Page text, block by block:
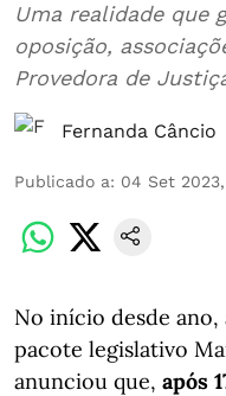
Uma realidade que
oposição,
Provedora de
Fernanda Câncio
Publicado a: 04 Set
No início desde
pacote legislativo
anunciou que, após